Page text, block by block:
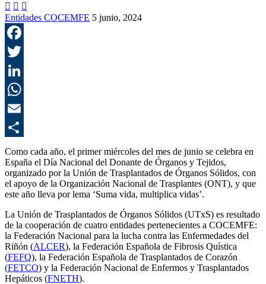
  
Entidades COCEMFE 5 junio, 2024
Como cada año, el primer miércoles del mes de junio se celebra en
España el Día Nacional del Donante de Órganos y Tejidos,
organizado por la Unión de Trasplantados de Órganos Sólidos, con
el apoyo de la Organización Nacional de Trasplantes (ONT), y que
este año lleva por lema ‘Suma vida, multiplica vidas’.
La Unión de Trasplantados de Órganos Sólidos (UTxS) es resultado
de la cooperación de cuatro entidades pertenecientes a COCEMFE:
la Federación Nacional para la lucha contra las Enfermedades del
Riñón (ALCER), la Federación Española de Fibrosis Quística
(FEFQ), la Federación Española de Trasplantados de Corazón
(FETCO) y la Federación Nacional de Enfermos y Trasplantados
Hepáticos (FNETH).